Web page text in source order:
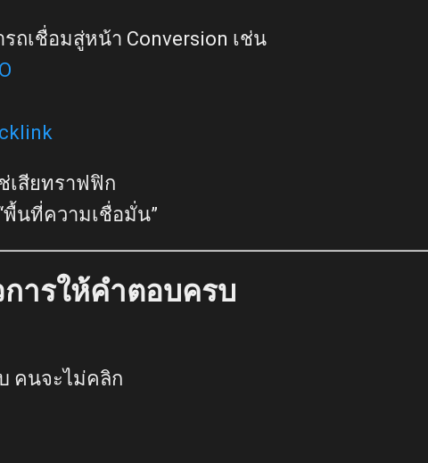
ถเชื่อมสู่หน้า Conversion เช่น
เสียทราฟฟิก
พื้นที่ความเชื่อมั่น”
ารให้คำตอบครบ
คนจะไม่คลิก